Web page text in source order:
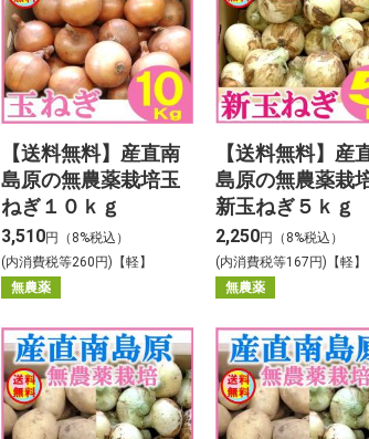
【送料無料】産直南
島原の無農薬栽培玉
ねぎ１０ｋｇ
3,510円（8%税込）
(内消費税等260円)【軽】
無農薬
【送料無料】産
島原の無農薬栽
新玉ねぎ５ｋｇ
2,250円（8%税込）
(内消費税等167円)【軽】
無農薬